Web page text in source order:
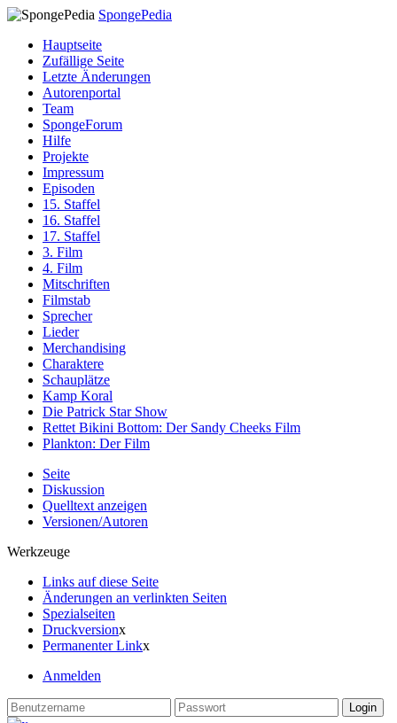
SpongePedia
Hauptseite
Zufällige Seite
Letzte Änderungen
Autorenportal
Team
SpongeForum
Hilfe
Projekte
Impressum
Episoden
15. Staffel
16. Staffel
17. Staffel
3. Film
4. Film
Mitschriften
Filmstab
Sprecher
Lieder
Merchandising
Charaktere
Schauplätze
Kamp Koral
Die Patrick Star Show
Rettet Bikini Bottom: Der Sandy Cheeks Film
Plankton: Der Film
Seite
Diskussion
Quelltext anzeigen
Versionen/Autoren
Werkzeuge
Links auf diese Seite
Änderungen an verlinkten Seiten
Spezialseiten
Druckversionx
Permanenter Linkx
Anmelden